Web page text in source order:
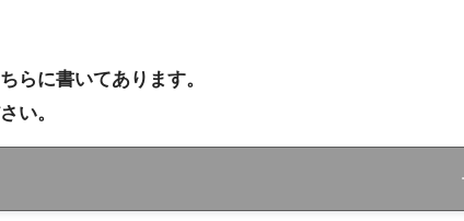
異なる仕事を行う場合の割当問題」
題の制約条件を色々変えてみてpythonで解いて
らに書いてあります。
い。